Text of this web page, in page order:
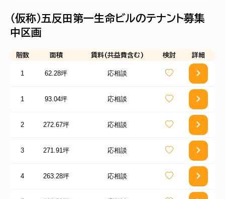
（仮称）五反田第一生命ビルのテナント募集
中区画
階数 面積 賃料(共益費含む) 検討 詳細
1 62.28坪 応相談
1 93.04坪 応相談
2 272.67坪 応相談
3 271.91坪 応相談
4 263.28坪 応相談